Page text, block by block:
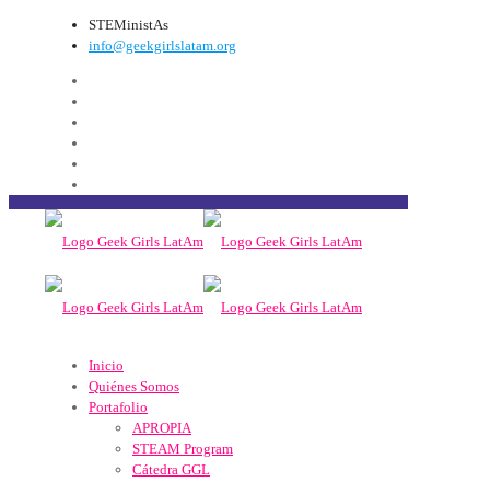
STEMinistAs
info@geekgirlslatam.org
Inicio
Quiénes Somos
Portafolio
APROPIA
STEAM Program
Cátedra GGL